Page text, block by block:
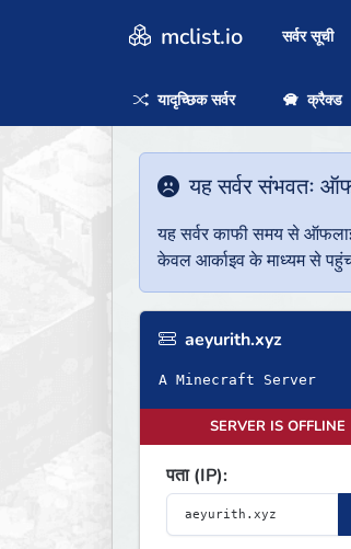
mclist.io सर्वर सूची
यादृच्छिक सर्वर क्रैक्ड
यह सर्वर संभवतः
यह सर्वर काफी समय से
केवल आर्काइव के माध्यम से पहुंच
aeyurith.xyz
A Minecraft Server
SERVER IS OFFLINE
पता (IP):